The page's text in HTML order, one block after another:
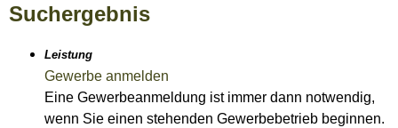
Suchergebnis
Leistung
Gewerbe anmelden
Eine Gewerbeanmeldung ist immer dann notwendig,
wenn Sie einen stehenden Gewerbebetrieb beginnen.